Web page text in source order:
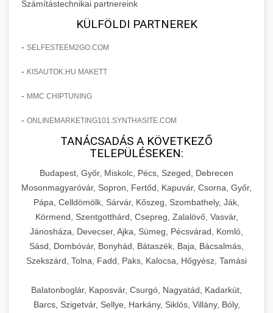
Számítástechnikai partnereink
KÜLFÖLDI PARTNEREK
- SELFESTEEM2GO.COM
- KISAUTOK.HU MAKETT
- MMC CHIPTUNING
- ONLINEMARKETING101.SYNTHASITE.COM
TANÁCSADÁS A KÖVETKEZŐ
TELEPÜLÉSEKEN:
Budapest, Győr, Miskolc, Pécs, Szeged, Debrecen
Mosonmagyaróvár, Sopron, Fertőd, Kapuvár, Csorna, Győr,
Pápa, Celldömölk, Sárvár, Kőszeg, Szombathely, Ják,
Körmend, Szentgotthárd, Csepreg, Zalalövő, Vasvár,
Jánosháza, Devecser, Ajka, Sümeg, Pécsvárad, Komló,
Sásd, Dombóvár, Bonyhád, Bátaszék, Baja, Bácsalmás,
Szekszárd, Tolna, Fadd, Paks, Kalocsa, Hőgyész, Tamási
Balatonboglár, Kaposvár, Csurgó, Nagyatád, Kadarkút,
Barcs, Szigetvár, Sellye, Harkány, Siklós, Villány, Bóly,